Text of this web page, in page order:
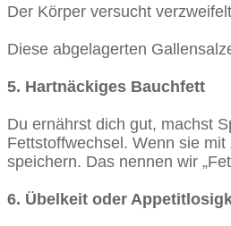
Der Körper versucht
Diese abgelagerten
5. Hartnäckiges Bauchfett
Du ernährst dich gut, machst
Fettstoffwechsel. Wenn sie
speichern. Das nennen wir
6. Übelkeit oder